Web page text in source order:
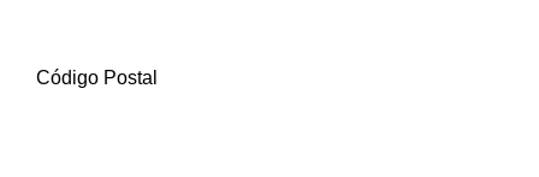
Código Postal